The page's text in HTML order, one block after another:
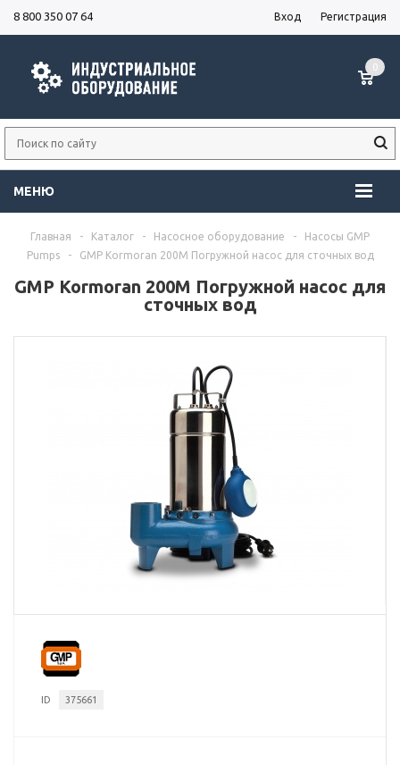
8 800 350 07 64 Вход Регистрация
МЕНЮ
0
Главная - Каталог - Насосное оборудование -
Насосы GMP
Pumps
- GMP Kormoran 200M Погружной насос для сточных вод
GMP Kormoran 200M Погружной насос для
сточных вод
ID 375661